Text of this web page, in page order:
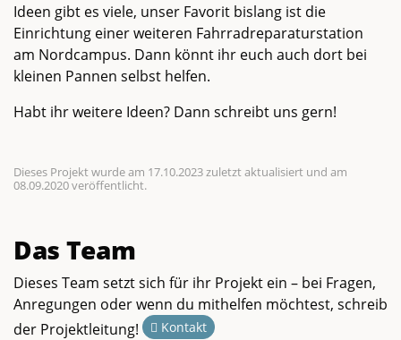
Ideen gibt es viele, unser Favorit bislang ist die
Einrichtung einer weiteren Fahrradreparaturstation
am Nordcampus. Dann könnt ihr euch auch dort bei
kleinen Pannen selbst helfen.
Habt ihr weitere Ideen? Dann schreibt uns gern!
Dieses Projekt wurde am 17.10.2023 zuletzt aktualisiert und am
08.09.2020 veröffentlicht.
Das Team
Dieses Team setzt sich für ihr Projekt ein – bei Fragen,
Anregungen oder wenn du mithelfen möchtest, schreib
der Projektleitung!
Kontakt